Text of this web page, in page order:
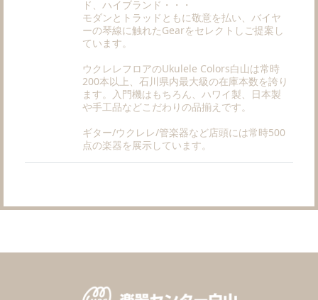
ド、ハイブランド・・・
モダンとトラッドともに敬意を払い、バイヤ
ーの琴線に触れたGearをセレクトしご提案し
ています。
ウクレレフロアのUkulele Colors白山は常時
200本以上、石川県内最大級の在庫本数を誇り
ます。入門機はもちろん、ハワイ製、日本製
や手工品などこだわりの品揃えです。
ギター/ウクレレ/管楽器など店頭には常時500
点の楽器を展示しています。